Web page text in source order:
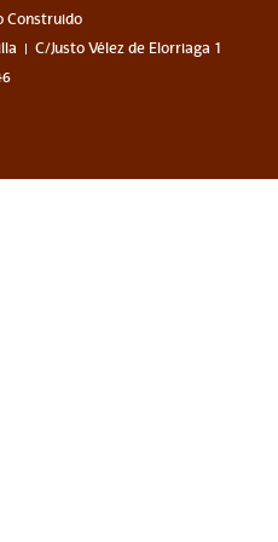
Construido
C/Justo Vélez de Elorriaga 1